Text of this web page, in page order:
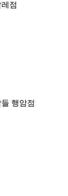
점
행암점